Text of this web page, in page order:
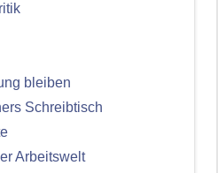
bleiben
Schreibtisch
Arbeitswelt